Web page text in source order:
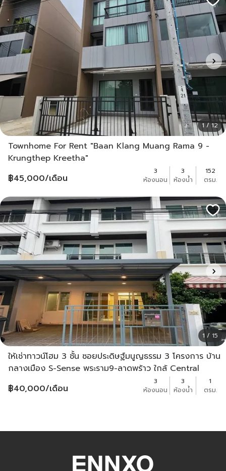
1 / 12
Townhome For Rent "Baan Klang Muang Rama 9 -
Krungthep Kreetha"
฿45,000/เดือน
3
ห้องนอน
3
ห้องน้ำ
152
ตรม.
1 / 15
ให้เช่าทาวน์โฮม 3 ชั้น ซอยประดิษฐ์มนูญธรรม 3 โครงการ บ้าน
กลางเมือง S-Sense พระราม9-ลาดพร้าว ใกล้ Central
฿40,000/เดือน
3
ห้องนอน
3
ห้องน้ำ
1
ตรม.